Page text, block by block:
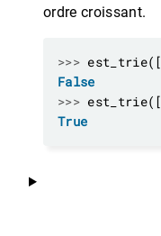
ordre croissant.
>>> est_trie([
False
>>> est_trie([
True